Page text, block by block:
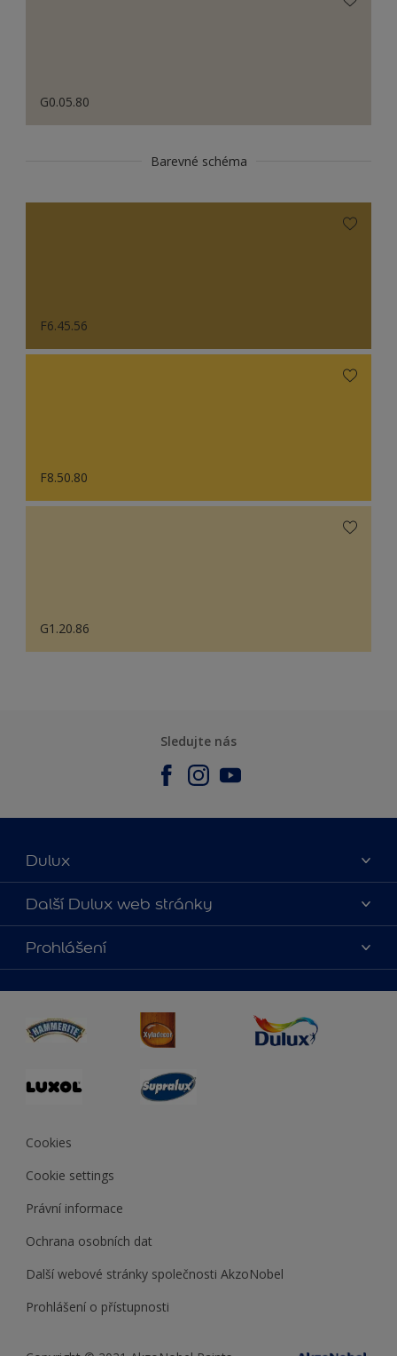
G0.05.80
Barevné schéma
F6.45.56
F8.50.80
G1.20.86
Sledujte nás
Dulux
O nás
Kontaktujte nás
Najít obchod
Další Dulux web stránky
duluxmalir.cz
duluxmaliar.sk
duluxprodejnabarev.cz
duluxpredajnafarieb.sk
Prohlášení
Cookies
Cookie settings
Právní informace
Ochrana osobních dat
Další webové stránky společnosti AkzoNobel
Prohlášení o přístupnosti